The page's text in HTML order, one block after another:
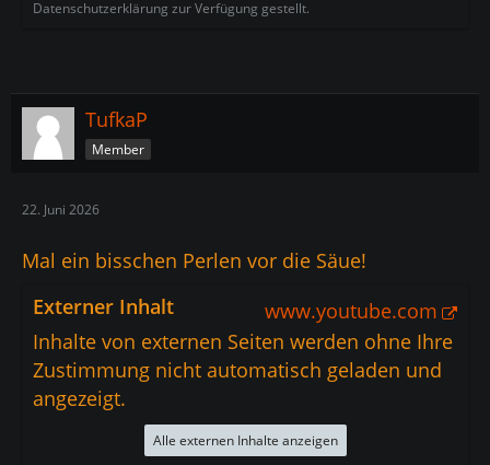
Datenschutzerklärung zur Verfügung gestellt.
TufkaP
Member
22. Juni 2026
Mal ein bisschen Perlen vor die Säue!
Externer Inhalt
www.youtube.com
Inhalte von externen Seiten werden ohne Ihre
Zustimmung nicht automatisch geladen und
angezeigt.
Alle externen Inhalte anzeigen